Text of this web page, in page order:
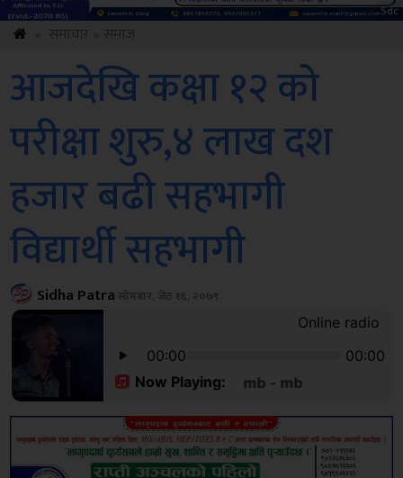
ksbus
आजदेखि कक्षा १२ को
परीक्षा शुरु,४ लाख दश
हजार बढी सहभागी
विद्यार्थी सहभागी
Sidha Patraसोमबार, जेठ १६, २०७९